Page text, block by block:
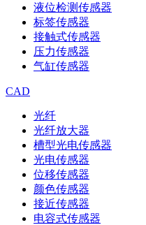
液位检测传感器
标签传感器
接触式传感器
压力传感器
气缸传感器
CAD
光纤
光纤放大器
槽型光电传感器
光电传感器
位移传感器
颜色传感器
接近传感器
电容式传感器